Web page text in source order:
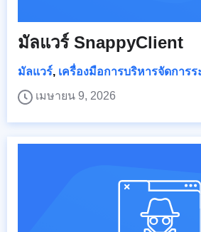
มัลแวร์ SnappyClient
มัลแวร์, เครื่องมือการบริหารจัดการร
เมษายน 9, 2026